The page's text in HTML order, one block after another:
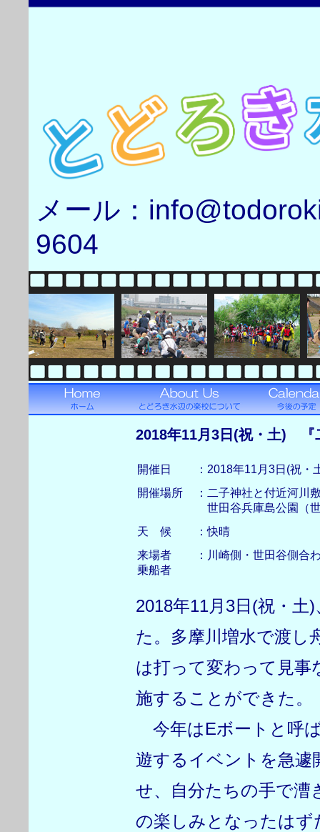
メール：
9604
2018年11月3日(祝・土) 『
開催日
：2018年11月3日(祝・
開催場所
：二子神社と付近河川
世田谷兵庫島公園（
天 候
：快晴
来場者
乗船者
：川崎側・世田谷側合
2018年11月3日(祝・土
た。多摩川増水で渡し
は打って変わって見事
施することができた。
今年はEボートと呼
遊するイベントを急遽
せ、自分たちの手で漕
の楽しみとなったはず